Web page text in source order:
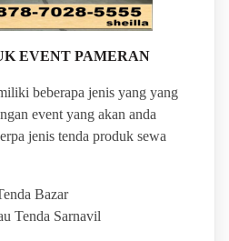
EVENT PAMERAN
beberapa jenis yang yang
event yang akan anda
jenis tenda produk sewa
Bazar
Tenda Sarnavil